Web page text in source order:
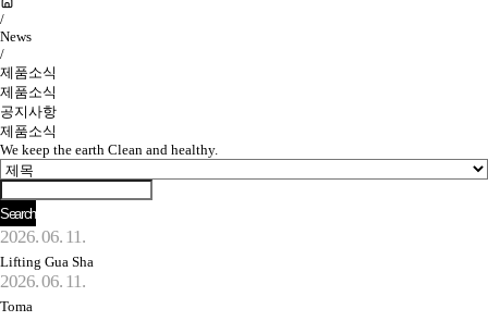
/
News
/
제품소식
제품소식
공지사항
제품소식
We keep the earth Clean and healthy.
2026. 06. 11.
Lifting Gua Sha
2026. 06. 11.
Toma